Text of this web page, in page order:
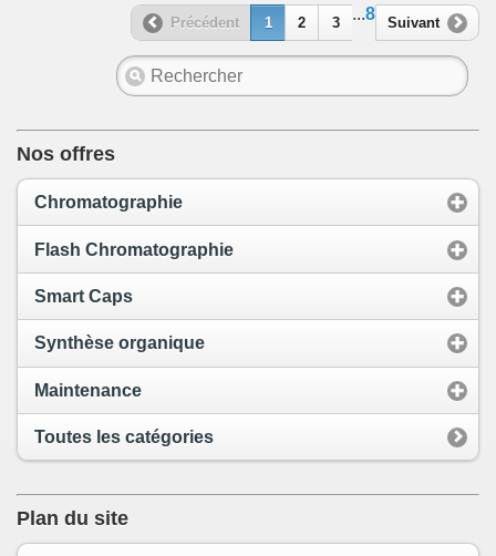
70mm (100 par
90mm (100 par
boite)
Précédent 1 2 3
...8
Suivant
Nos offres
Chromatographie
Flash Chromatographie
Smart Caps
Synthèse organique
Maintenance
Toutes les catégories
Plan du site